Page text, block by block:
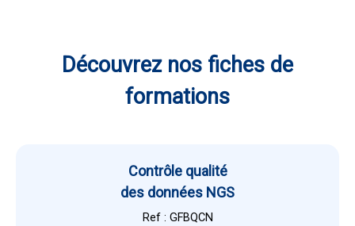
Découvrez nos fiches de
formations
Contrôle qualité
des données NGS
Ref : GFBQCN